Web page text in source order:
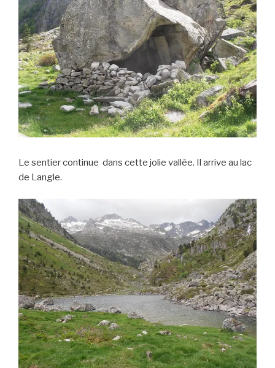
Le sentier continue dans cette jolie vallée. Il arrive au lac
de Langle.